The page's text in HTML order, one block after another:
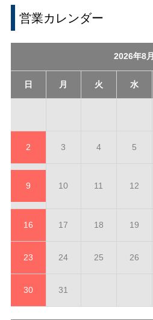
営業カレンダー
2026年8月
日 月 火 水
2 3 4 5
9 10 11 12
16 17 18 19
23 24 25 26
30 31